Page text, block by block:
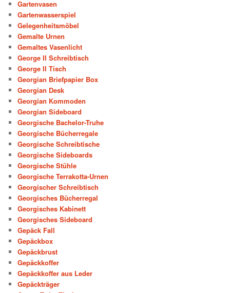
Gartenvasen
Gartenwasserspiel
Gelegenheitsmöbel
Gemalte Urnen
Gemaltes Vasenlicht
George II Schreibtisch
George II Tisch
Georgian Briefpapier Box
Georgian Desk
Georgian Kommoden
Georgian Sideboard
Georgische Bachelor-Truhe
Georgische Bücherregale
Georgische Schreibtische
Georgische Sideboards
Georgische Stühle
Georgische Terrakotta-Urnen
Georgischer Schreibtisch
Georgisches Bücherregal
Georgisches Kabinett
Georgisches Sideboard
Gepäck Fall
Gepäckbox
Gepäckbrust
Gepäckkoffer
Gepäckkoffer aus Leder
Gepäckträger